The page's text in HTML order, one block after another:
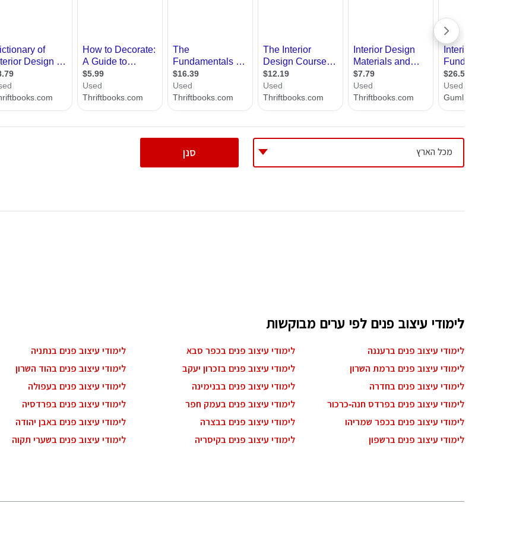
עיצוב סלון קטן
עיצוב לובי בניין
עיצוב דירת קבלן
עיצוב חנויות
אנחנו באתר אדריכל שלי מציגים בפניכם את כל המידע על לימודי עיצוב פנים ברמה האקדמית.
לימוד רגילים ומשולבים, תוכלו לקרוא מאמרים בתחום , ליהנות מעזרה של מומחי הפורום בעניין
למצוא את המסלול המתאים לכם במוסד הטוב ביותר, כדי שתוכלו לעסוק בעיצוב פנים באופן מקצועי.
מכל הארץ סנן
לימודי עיצוב פנים לפי ערים מבוקשות
לימודי עיצוב פנים ברעננה לימודי עיצוב פנים בכפר סבא
לימודי עיצוב פנים בנתניה
לימודי עיצוב פנים ברמת השרון
לימודי עיצוב פנים בזכרון יעקב
לימודי עיצוב פנים בהוד השרון
לימודי עיצוב פנים בחדרה
לימודי עיצוב פנים בבנימינה
לימודי עיצוב פנים בעפולה
לימודי עיצוב פנים בפרדס חנה-כרכור
לימודי עיצוב פנים בעמק חפר
לימודי עיצוב פנים בפרדסיה
לימודי עיצוב פנים בכפר שמריהו
לימודי עיצוב פנים בבצרה
לימודי עיצוב פנים באבן יהודה
לימודי עיצוב פנים ברשפון
לימודי עיצוב פנים בקיסריה לימודי עיצוב פנים בשערי תקוה